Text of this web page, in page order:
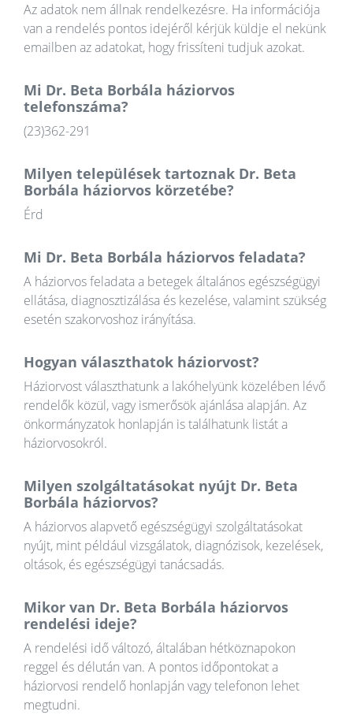
Az adatok nem állnak rendelkezésre. Ha információja
van a rendelés pontos idejéről kérjük küldje el nekünk
emailben az adatokat, hogy frissíteni tudjuk azokat.
Mi Dr. Beta Borbála háziorvos
telefonszáma?
(23)362-291
Milyen települések tartoznak Dr. Beta
Borbála háziorvos körzetébe?
Érd
Mi Dr. Beta Borbála háziorvos feladata?
A háziorvos feladata a betegek általános egészségügyi
ellátása, diagnosztizálása és kezelése, valamint szükség
esetén szakorvoshoz irányítása.
Hogyan választhatok háziorvost?
Háziorvost választhatunk a lakóhelyünk közelében lévő
rendelők közül, vagy ismerősök ajánlása alapján. Az
önkormányzatok honlapján is találhatunk listát a
háziorvosokról.
Milyen szolgáltatásokat nyújt Dr. Beta
Borbála háziorvos?
A háziorvos alapvető egészségügyi szolgáltatásokat
nyújt, mint például vizsgálatok, diagnózisok, kezelések,
oltások, és egészségügyi tanácsadás.
Mikor van Dr. Beta Borbála háziorvos
rendelési ideje?
A rendelési idő változó, általában hétköznapokon
reggel és délután van. A pontos időpontokat a
háziorvosi rendelő honlapján vagy telefonon lehet
megtudni.